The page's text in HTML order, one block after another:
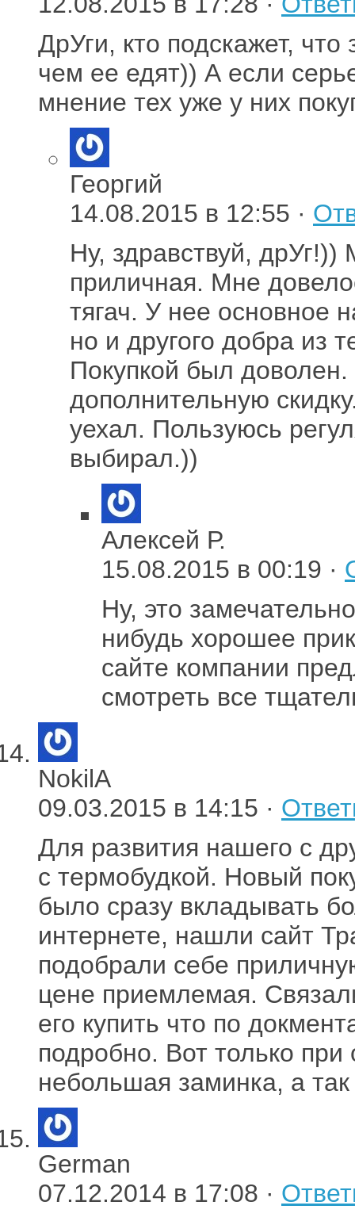
ДрУги, кто подскажет,
чем ее едят)) А если
мнение тех уже у них
Георгий
14.08.2015 в 12:55 ·
Ну, здравствуй, дрУг!))
приличная. Мне
тягач. У нее основное
но и другого добра из
Покупкой был
дополнительную
уехал. Пользуюсь
выбирал.))
Алексей Р.
15.08.2015 в 00:19 ·
Ну, это
нибудь хорошее
сайте компании
смотреть все
NokilA
09.03.2015 в 14:15 ·
Для развития нашего с
с термобудкой. Новый
было сразу вкладывать
интернете, нашли сайт
подобрали себе
цене приемлемая.
его купить что по
подробно. Вот только
небольшая заминка, а
German
07.12.2014 в 17:08 ·